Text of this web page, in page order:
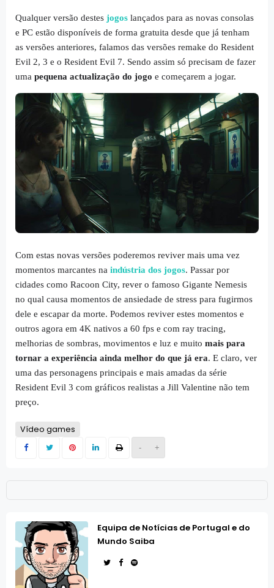
- +
Qualquer versão destes jogos lançados para as novas consolas
e PC estão disponíveis de forma gratuita desde que já tenham
as versões anteriores, falamos das versões remake do Resident
Evil 2, 3 e o Resident Evil 7. Sendo assim só precisam de fazer
uma pequena actualização do jogo e começarem a jogar.
Com estas novas versões poderemos reviver mais uma vez
momentos marcantes na indústria dos jogos. Passar por
cidades como Racoon City, rever o famoso Gigante Nemesis
no qual causa momentos de ansiedade de stress para fugirmos
dele e escapar da morte. Podemos reviver estes momentos e
outros agora em 4K nativos a 60 fps e com ray tracing,
melhorias de sombras, movimentos e luz e muito mais para
tornar a experiência ainda melhor do que já era. E claro, ver
uma das personagens principais e mais amadas da série
Resident Evil 3 com gráficos realistas a Jill Valentine não tem
preço.
Vídeo games
Equipa de Notícias de Portugal e do
Mundo Saiba